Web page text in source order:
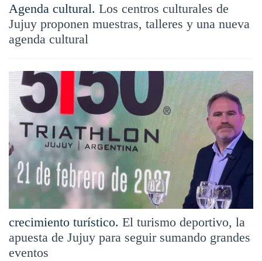
Agenda cultural. Los centros culturales de
Jujuy proponen muestras, talleres y una nueva
agenda cultural
crecimiento turístico. El turismo deportivo, la
apuesta de Jujuy para seguir sumando grandes
eventos